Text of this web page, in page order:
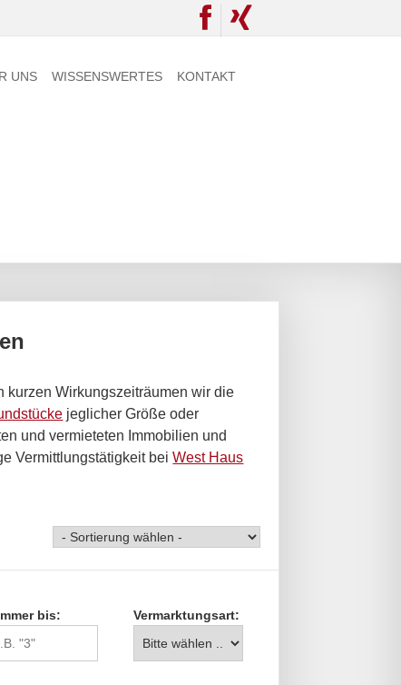
UNS WISSENSWERTES KONTAKT
kurzen Wirkungszeiträumen wir die
jeglicher Größe oder
und vermieteten Immobilien und
Vermittlungstätigkeit beiWest Haus
bis: Vermarktungsart: